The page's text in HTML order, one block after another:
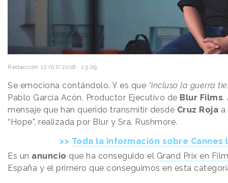
Redacción 12/07/2018 · 13:09
Se emociona contándolo. Y es que “incluso la guerra
Pablo García Acón, Productor Ejecutivo de Blur Films.
mensaje que han querido transmitir desde Cruz Roja a
“Hope”, realizada por Blur y Sra. Rushmore.
>> Toda la información sobre Cannes
Es un anuncio que ha conseguido el Grand Prix en
España y el primero que conseguimos en esta